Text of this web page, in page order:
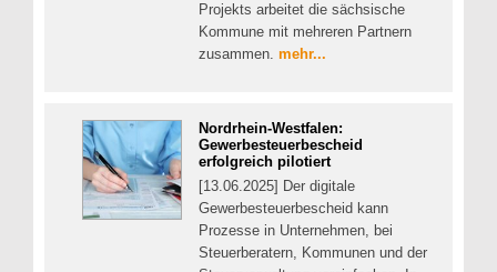
Projekts arbeitet die sächsische
Kommune mit mehreren Partnern
zusammen. mehr...
Nordrhein-Westfalen:
Gewerbesteuerbescheid
erfolgreich pilotiert
[13.06.2025] Der digitale
Gewerbesteuerbescheid kann
Prozesse in Unternehmen, bei
Steuerberatern, Kommunen und der